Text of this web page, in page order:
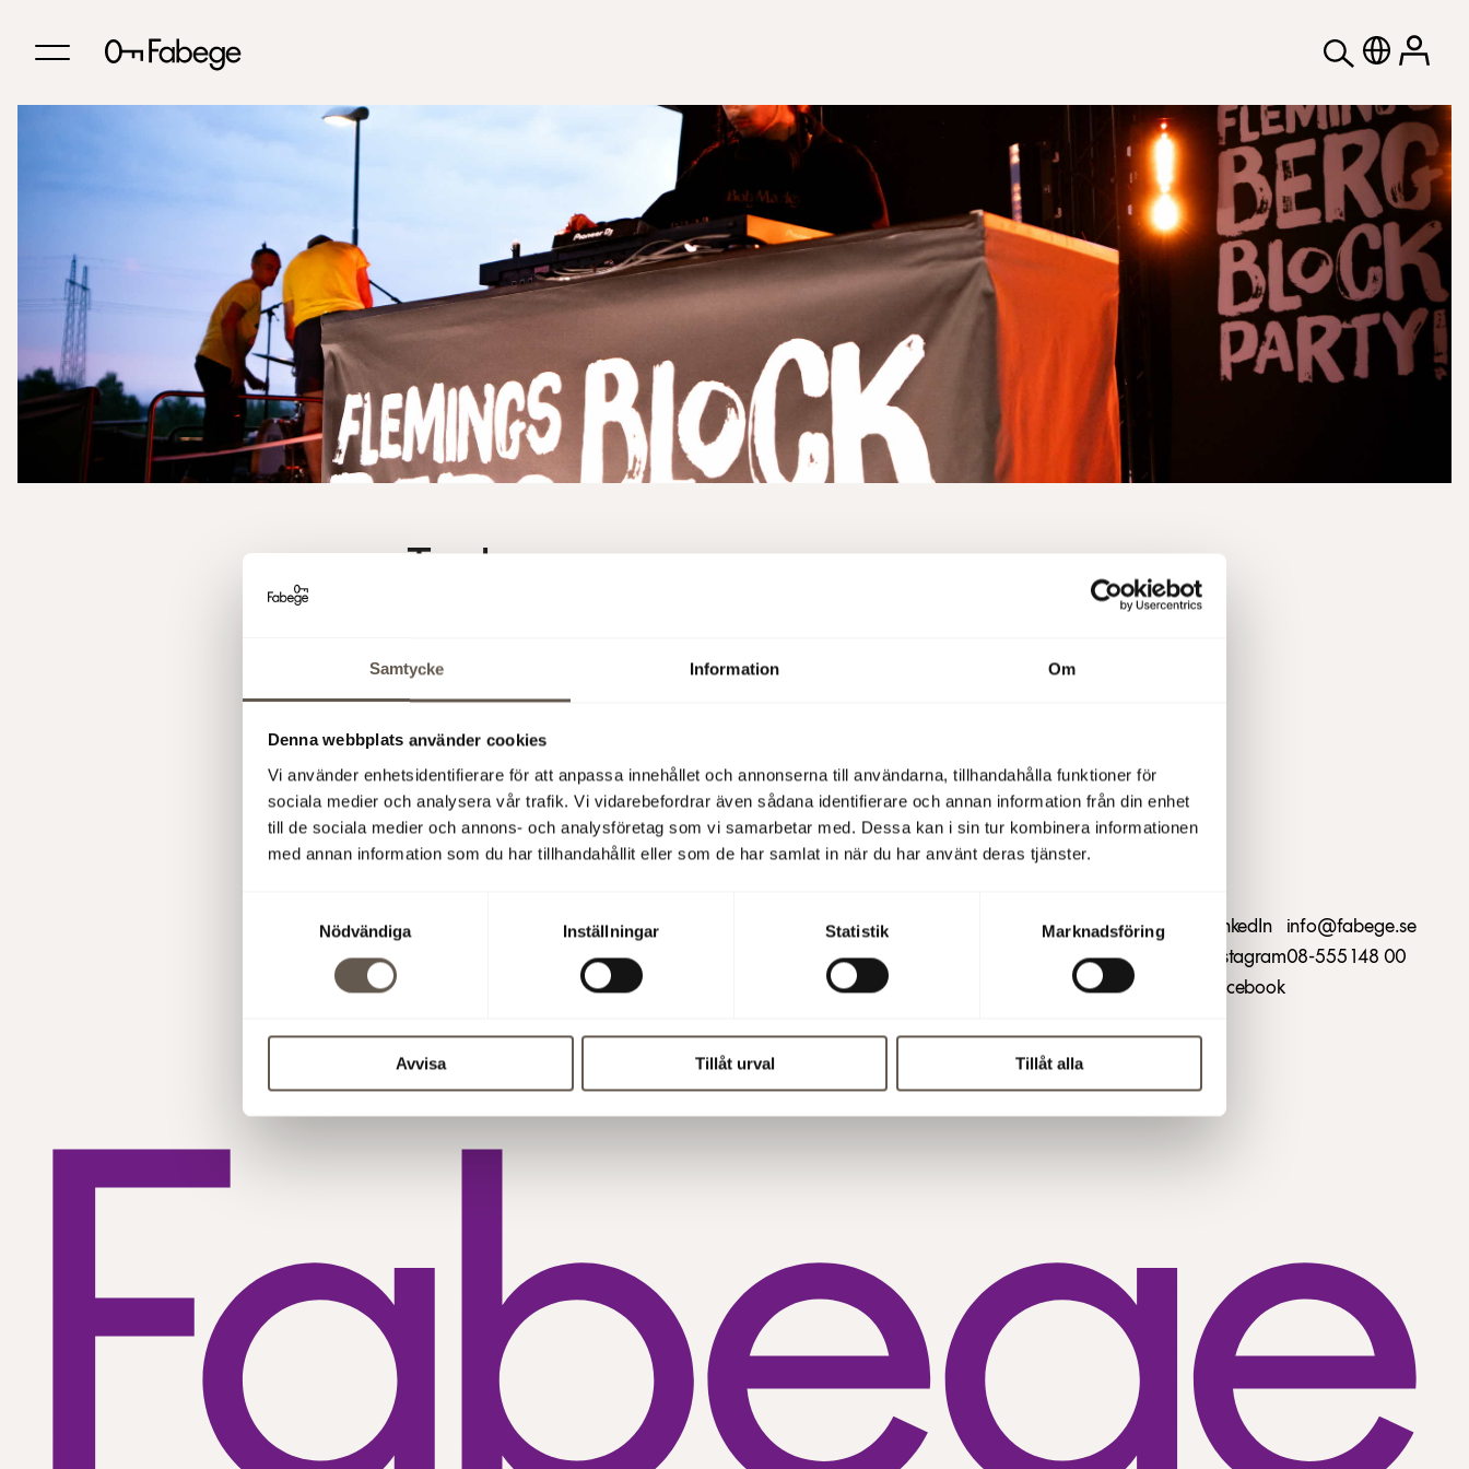
Samtycke Information Om
Denna webbplats använder cookies
Vi använder enhetsidentifierare för att anpassa innehållet och annonserna till användarna, tillhandahålla funktioner för
sociala medier och analysera vår trafik. Vi vidarebefordrar även sådana identifierare och annan information från din enhet
till de sociala medier och annons- och analysföretag som vi samarbetar med. Dessa kan i sin tur kombinera informationen
med annan information som du har tillhandahållit eller som de har samlat in när du har använt deras tjänster.
Nödvändiga
Inställningar Statistik Marknadsföring
Avvisa Tillåt urval Tillåt alla
Tack
Håll tummarna – om du blir en av vinnarna hör vi av oss till dig. Alla vinnare firas
dessutom på scenen i slutet av eventet!
Publicerad 8 september 2025
Kontakta oss
Skapa serviceärende
Kundportal login
Fakturering
LinkedIn
Instagram
Facebook
info@fabege.se
08-555 148 00